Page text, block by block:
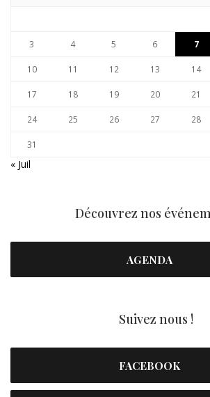
3 4 5 6 7
10 11 12 13 14
17 18 19 20 21
24 25 26 27 28
31
« Juil
Découvrez nos
AGENDA
Suivez nous !
FACEBOOK